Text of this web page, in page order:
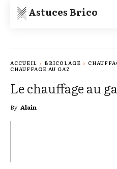
Astuces Brico
ACCUEIL BRICOLAGE
CHAUFFAGE AU GAZ
Le chauffage au
By Alain